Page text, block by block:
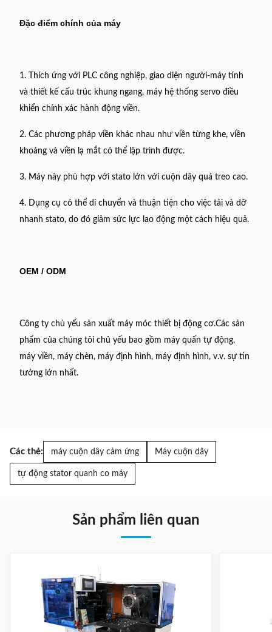
Đặc điểm chính của máy
1. Thích ứng với PLC công nghiệp, giao diện người-máy tính
và thiết kế cấu trúc khung ngang, máy hệ thống servo điều
khiển chính xác hành động viền.
2. Các phương pháp viền khác nhau như viền từng khe, viền
khoảng và viền lạ mắt có thể lập trình được.
3. Máy này phù hợp với stato lớn với cuộn dây quá treo cao.
4. Dụng cụ có thể di chuyển và thuận tiện cho việc tải và dỡ
nhanh stato, do đó giảm sức lực lao động một cách hiệu quả.
OEM / ODM
Công ty chủ yếu sản xuất máy móc thiết bị động cơ.Các sản
phẩm của chúng tôi chủ yếu bao gồm máy quấn tự động,
máy viền, máy chèn, máy định hình, máy định hình, v.v. sự tin
tưởng lớn nhất.
Các thẻ: máy cuộn dây cảm ứng Máy cuộn dây
tự động stator quanh co máy
Sản phẩm liên quan